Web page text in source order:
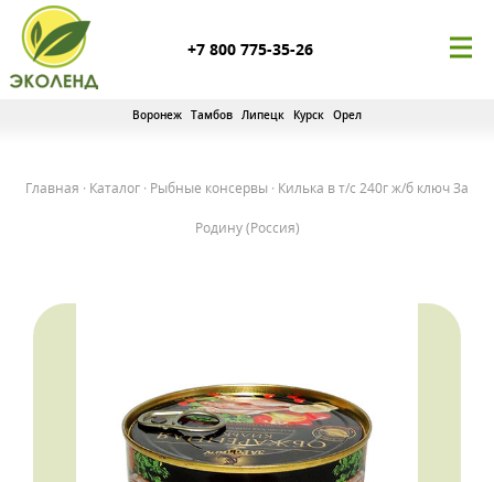
+7 800 775-35-26
Воронеж Тамбов Липецк Курск Орел
Главная · Каталог · Рыбные консервы · Килька в т/с 240г ж/б ключ За
Родину (Россия)